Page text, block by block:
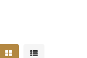
Mostrar resultados em
Mostrar